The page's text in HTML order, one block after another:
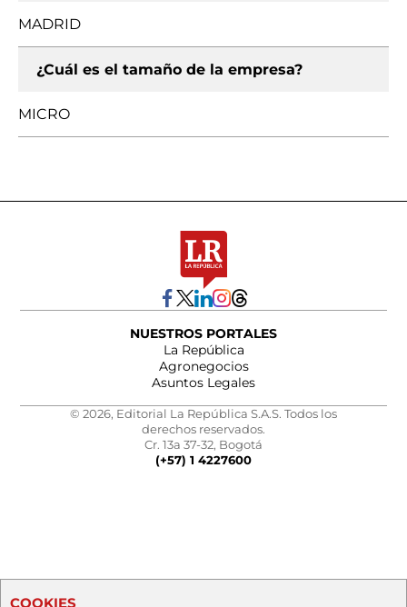
MADRID
¿Cuál es el tamaño de la empresa?
MICRO
NUESTROS PORTALES
La República
Agronegocios
Asuntos Legales
© 2026, Editorial La República S.A.S. Todos los
derechos reservados.
Cr. 13a 37-32, Bogotá
(+57) 1 4227600
COOKIES